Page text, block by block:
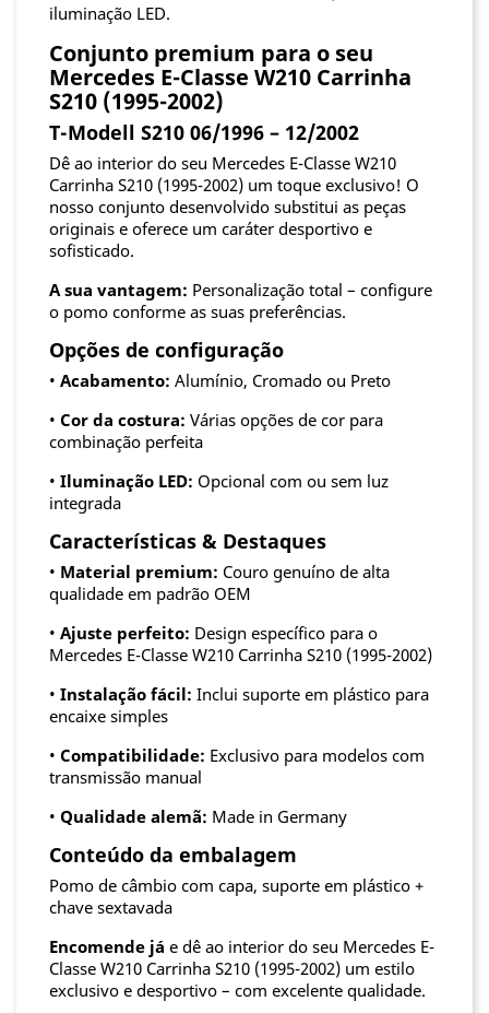
iluminação LED.
Conjunto premium para o seu
Mercedes E-Classe W210 Carrinha
S210 (1995-2002)
T-Modell S210 06/1996 – 12/2002
Dê ao interior do seu Mercedes E-Classe W210
Carrinha S210 (1995-2002) um toque exclusivo! O
nosso conjunto desenvolvido substitui as peças
originais e oferece um caráter desportivo e
sofisticado.
A sua vantagem: Personalização total – configure
o pomo conforme as suas preferências.
Opções de configuração
• Acabamento: Alumínio, Cromado ou Preto
• Cor da costura: Várias opções de cor para
combinação perfeita
• Iluminação LED: Opcional com ou sem luz
integrada
Características & Destaques
• Material premium: Couro genuíno de alta
qualidade em padrão OEM
• Ajuste perfeito: Design específico para o
Mercedes E-Classe W210 Carrinha S210 (1995-2002)
• Instalação fácil: Inclui suporte em plástico para
encaixe simples
• Compatibilidade: Exclusivo para modelos com
transmissão manual
• Qualidade alemã: Made in Germany
Conteúdo da embalagem
Pomo de câmbio com capa, suporte em plástico +
chave sextavada
Encomende já e dê ao interior do seu Mercedes E-
Classe W210 Carrinha S210 (1995-2002) um estilo
exclusivo e desportivo – com excelente qualidade.